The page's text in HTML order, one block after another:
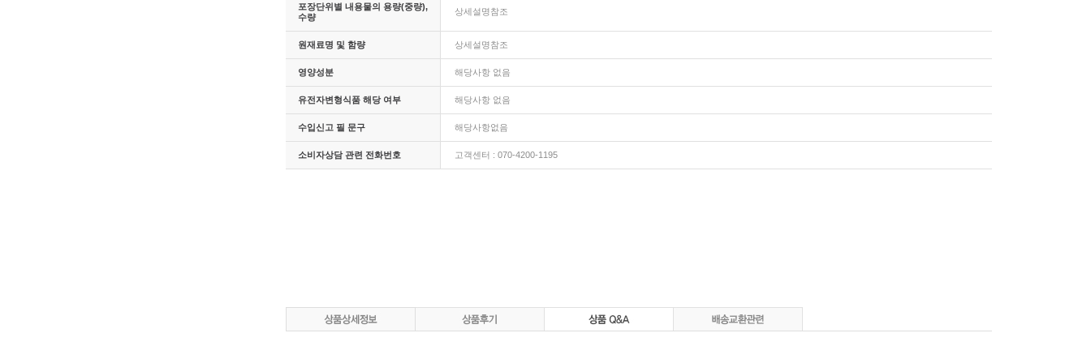
포장단위별 내용물의 용량(중량),
수량
상세설명참조
원재료명 및 함량 상세설명참조
영양성분 해당사항 없음
유전자변형식품 해당 여부 해당사항 없음
수입신고 필 문구 해당사항없음
소비자상담 관련 전화번호 고객센터 : 070-4200-1195